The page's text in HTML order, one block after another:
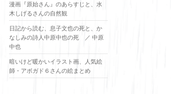
漫画『原始さん』のあらすじと、水
木しげるさんの自然観
日記から読む、息子文也の死と、か
なしみの詩人中原中也の死 ／ 中原
中也
暗いけど暖かいイラスト画、人気絵
師・アボガド６さんの絵まとめ